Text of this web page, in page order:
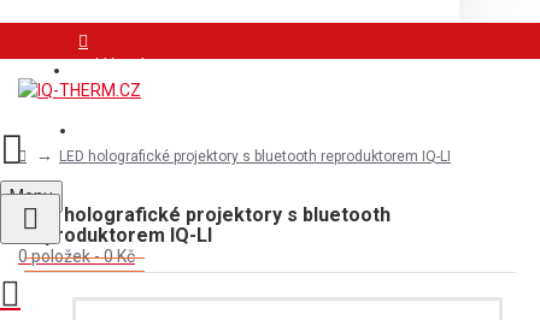
Menu
0 položek - 0 Kč
LED holografické projektory s bluetooth reproduktorem IQ-LI
LED holografické projektory s bluetooth
reproduktorem IQ-LI